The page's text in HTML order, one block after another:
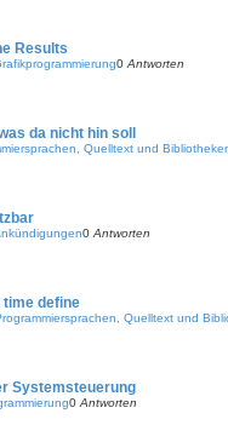
Results
0 Antworten
da nicht hin soll
Quelltext und
0 Antworten
time define
Quelltext und
Systemsteuerung
0 Antworten